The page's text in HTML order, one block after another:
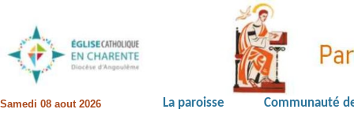
Samedi 08 aout 2026 La paroisse
Communauté